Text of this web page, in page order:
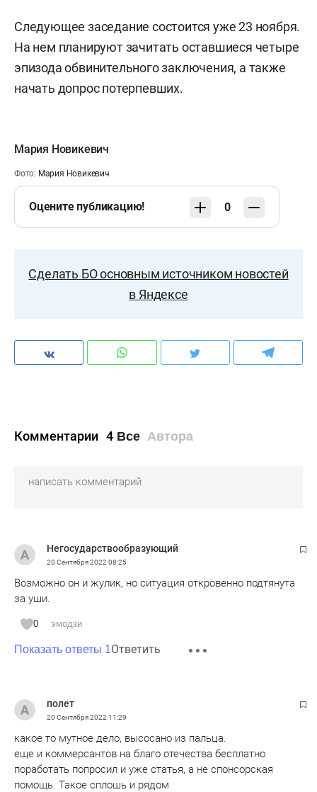
Следующее заседание состоится уже 23 ноября.
На нем планируют зачитать оставшиеся четыре
эпизода обвинительного заключения, а также
начать допрос потерпевших.
Мария Новикевич
Фото: Мария Новикевич
Оцените публикацию! 0
Сделать БО основным источником новостей
в Яндексе
Комментарии 4 Все Автора
Негосударствообразующий
20 Сентября 2022 08:25
Возможно он и жулик, но ситуация откровенно подтянута
за уши.
0 эмодзи
Показать ответы 1Ответить
полет
20 Сентября 2022 11:29
какое то мутное дело, высосано из пальца.
еще и коммерсантов на благо отечества бесплатно
поработать попросил и уже статья, а не спонсорская
помощь. Такое сплошь и рядом